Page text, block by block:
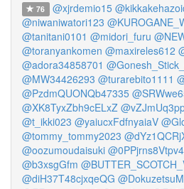
76 @xjrdemio15
@niwaniwatori123
@tanitani0101 @midori_furu
@toranyankomen @maxireles612
@adora34858701
@MW34426293 @turarebito1111
@PzdmQUONQb47335
@XK8TyxZbh9cELxZ
@t_ikki023 @yaiucxFdfnyaiaV
@tommy_tommy2023
@oozumoudaisuki
@b3xsgGfm
@diH37T48cjxqeQG